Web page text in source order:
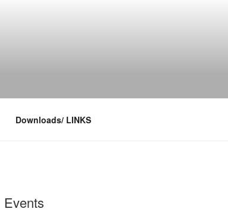
Downloads/ LINKS
Events